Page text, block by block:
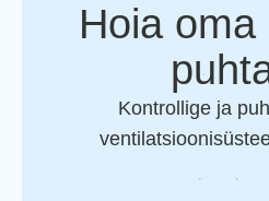
Hoia oma
Kontrollige ja